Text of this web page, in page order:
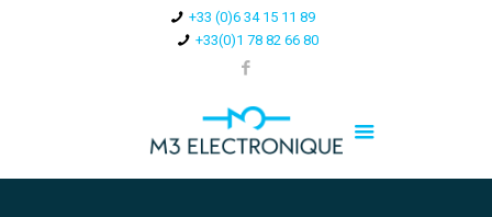
+33 (0)6 34 15 11 89
+33(0)1 78 82 66 80